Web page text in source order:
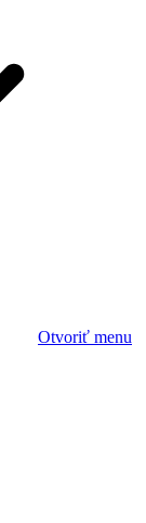
Otvoriť menu